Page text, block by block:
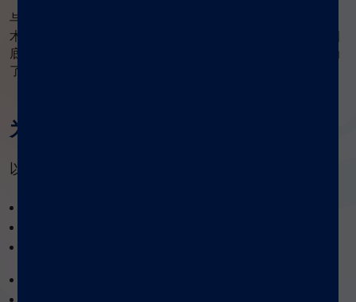
与传统的免疫学实验和基因芯片不同，基于微球的xMAP技
术整个反应完全在液相介质中完成，这意味着无需使用固相
底物，这一优势显著缩短了获取实验结果的时间并使其成为
了自动化的理想选择。
为什么采用自动化？
以下是自动化实验室工作流程的一些最常见原因：